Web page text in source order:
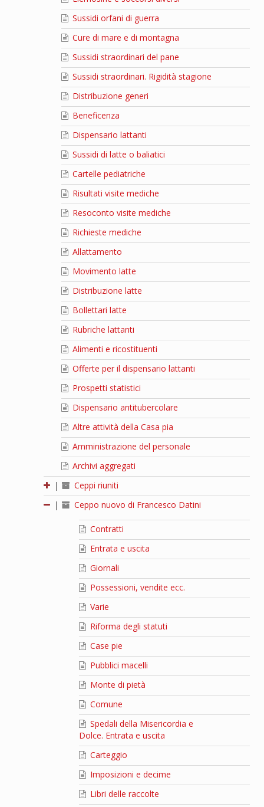
Sussidi orfani di guerra
Cure di mare e di montagna
Sussidi straordinari del pane
Sussidi straordinari. Rigidità stagione
Distribuzione generi
Beneficenza
Dispensario lattanti
Sussidi di latte o baliatici
Cartelle pediatriche
Risultati visite mediche
Resoconto visite mediche
Richieste mediche
Allattamento
Movimento latte
Distribuzione latte
Bollettari latte
Rubriche lattanti
Alimenti e ricostituenti
Offerte per il dispensario lattanti
Prospetti statistici
Dispensario antitubercolare
Altre attività della Casa pia
Amministrazione del personale
Archivi aggregati
|
Ceppi riuniti
|
Ceppo nuovo di Francesco Datini
Contratti
Entrata e uscita
Giornali
Possessioni, vendite ecc.
Varie
Riforma degli statuti
Case pie
Pubblici macelli
Monte di pietà
Comune
Spedali della Misericordia e
Dolce. Entrata e uscita
Carteggio
Imposizioni e decime
Libri delle raccolte